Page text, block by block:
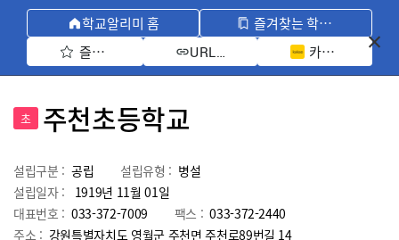
학교알리미 홈
즐겨찾는 학교 모아보기
즐겨찾기 선택
URL 복사 카카오톡 공유
초 주천초등학교
설립구분 : 공립 설립유형 : 병설
설립일자 :
1919년 11월 01일
대표번호 : 033-372-7009 팩스 : 033-372-2440
주소 : 강원특별자치도 영월군 주천면 주천로89번길 14